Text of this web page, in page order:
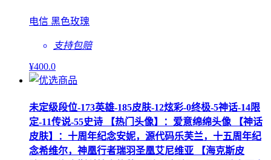
电信 黑色玫瑰
支持包赔
¥400.0
未定级段位-173英雄-185皮肤-12炫彩-0终极-5神话-14限
定-11传说-55史诗 【热门头像】：爱意绵绵头像 【神话
皮肤】：十周年纪念安妮，源代码乐芙兰，十五周年纪
念希维尔，神凰行者瑞羽圣凰艾尼维亚 【海克斯皮